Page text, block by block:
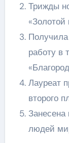
Трижды
«Золотой
работу в
Лауреат
второго
людей